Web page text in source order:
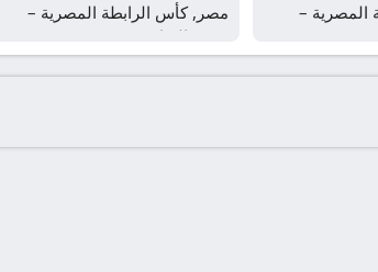
المصرية –
مصر, كأس الرابطة المصرية –
نصف النهائي